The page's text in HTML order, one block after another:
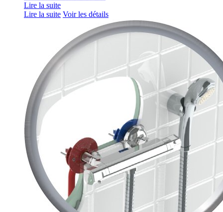
Lire la suite
Lire la suite Voir les détails